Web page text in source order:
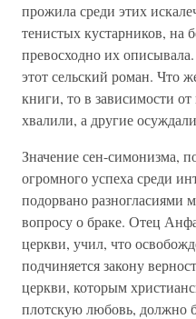
прожила среди этих
тенистых кустарников, на
превосходно их
этот сельский роман. Что
книги, то в зависимости
хвалили, а другие
Значение сен-симонизма,
огромного успеха среди
подорвано разногласиями
вопросу о браке. Отец
церкви, учил, что
подчиняется закону
церкви, которым
плотскую любовь, должно